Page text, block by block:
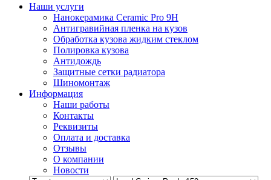
Наши услуги
Нанокерамика Ceramic Pro 9H
Антигравийная пленка на кузов
Обработка кузова жидким стеклом
Полировка кузова
Антидождь
Защитные сетки радиатора
Шиномонтаж
Информация
Наши работы
Контакты
Реквизиты
Оплата и доставка
Отзывы
О компании
Новости